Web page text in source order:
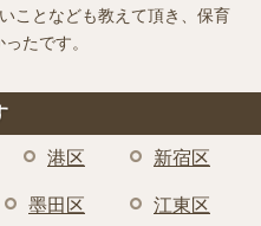
ことなども教えて頂き、保育
たです。
港区 新宿区
墨田区 江東区